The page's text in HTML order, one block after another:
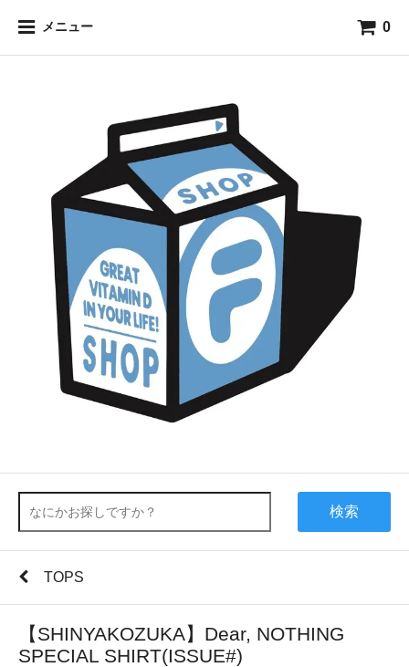
メニュー 0
検索
TOPS
【SHINYAKOZUKA】Dear, NOTHING
SPECIAL SHIRT(ISSUE#)